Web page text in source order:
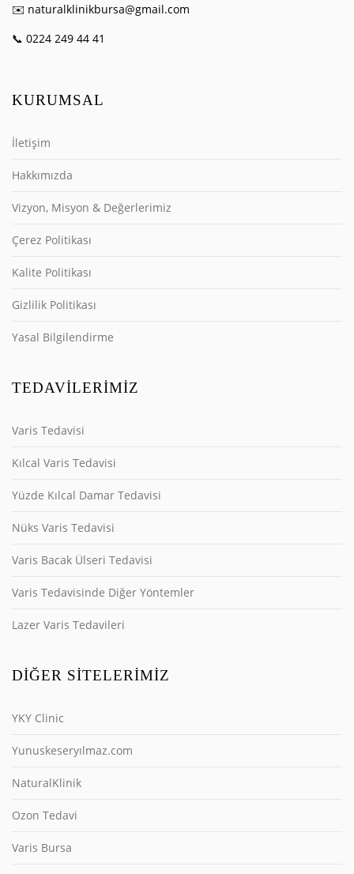
✉️ naturalklinikbursa@gmail.com
📞 0224 249 44 41
KURUMSAL
İletişim
Hakkımızda
Vizyon, Misyon & Değerlerimiz
Çerez Politikası
Kalite Politikası
Gizlilik Politikası
Yasal Bilgilendirme
TEDAVILERIMIZ
Varis Tedavisi
Kılcal Varis Tedavisi
Yüzde Kılcal Damar Tedavisi
Nüks Varis Tedavisi
Varis Bacak Ülseri Tedavisi
Varis Tedavisinde Diğer Yöntemler
Lazer Varis Tedavileri
DIĞER SITELERIMIZ
YKY Clinic
Yunuskeseryılmaz.com
NaturalKlinik
Ozon Tedavi
Varis Bursa